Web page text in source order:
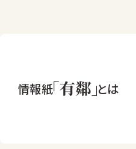
情報紙 とは